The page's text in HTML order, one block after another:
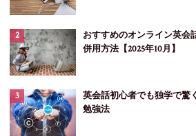
おすすめのオンライン英会
併用方法【2025年10月】
英会話初心者でも独学で驚
勉強法